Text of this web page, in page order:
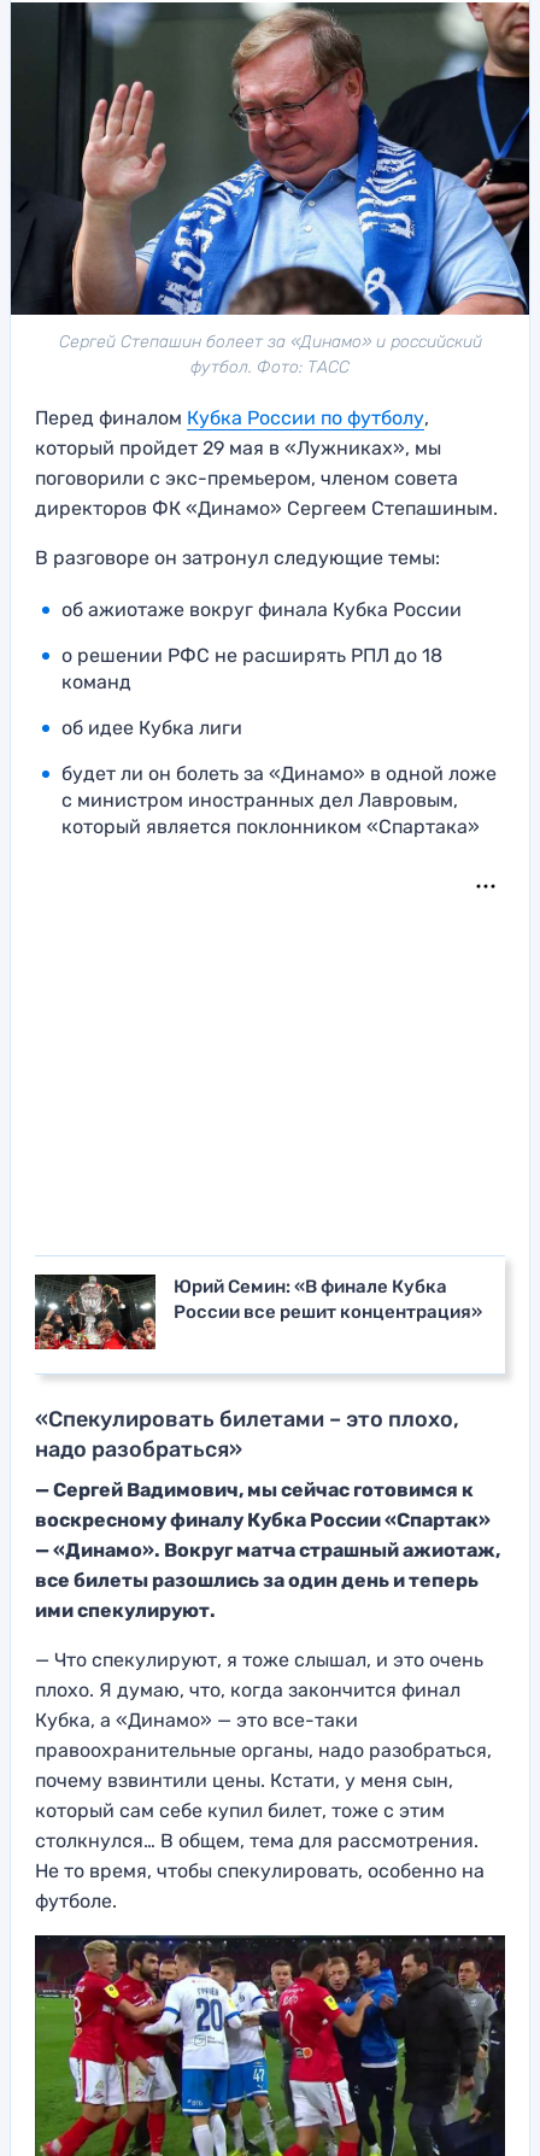
Сергей Степашин болеет за «Динамо» и российский
футбол. Фото: ТАСС
Перед финалом Кубка России по футболу,
который пройдет 29 мая в «Лужниках», мы
поговорили с экс-премьером, членом совета
директоров ФК «Динамо» Сергеем Степашиным.
В разговоре он затронул следующие темы:
об ажиотаже вокруг финала Кубка России
о решении РФС не расширять РПЛ до 18
команд
об идее Кубка лиги
будет ли он болеть за «Динамо» в одной ложе
с министром иностранных дел Лавровым,
который является поклонником «Спартака»
Юрий Семин: «В финале Кубка
России все решит концентрация»
«Спекулировать билетами – это плохо,
надо разобраться»
— Сергей Вадимович, мы сейчас готовимся к
воскресному финалу Кубка России «Спартак»
— «Динамо». Вокруг матча страшный ажиотаж,
все билеты разошлись за один день и теперь
ими спекулируют.
— Что спекулируют, я тоже слышал, и это очень
плохо. Я думаю, что, когда закончится финал
Кубка, а «Динамо» — это все-таки
правоохранительные органы, надо разобраться,
почему взвинтили цены. Кстати, у меня сын,
который сам себе купил билет, тоже с этим
столкнулся… В общем, тема для рассмотрения.
Не то время, чтобы спекулировать, особенно на
футболе.